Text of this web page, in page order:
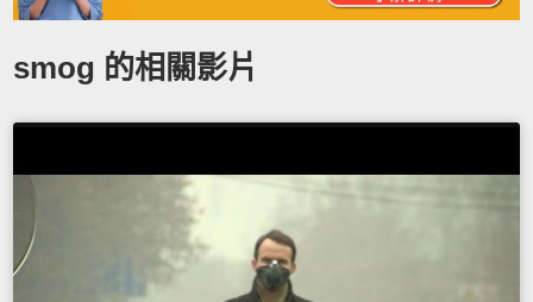
smog 的相關影片